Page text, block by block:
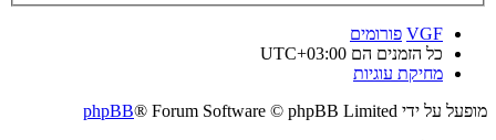
VGF פורומים
כל הזמנים הם UTC+03:00
מחיקת עוגיות
מופעל על ידי
phpBB® Forum Software © phpBB Limited